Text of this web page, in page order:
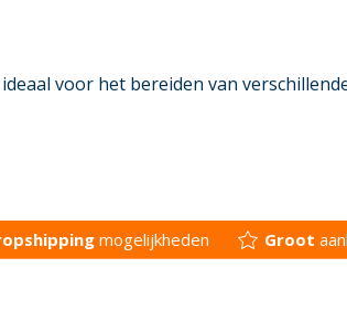
voor het bereiden van
mogelijkheden Groot